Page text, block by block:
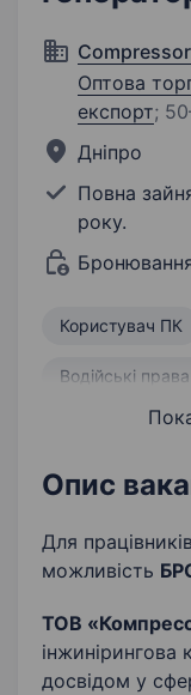
Оптова
експорт;
Дніпро
Повна
року.
Користувач ПК
Водійські
Керування
Ведення
Проєктування
ТО генераторів
Опис
Для
можливість
ТОВ
інжинірингова
досвідом у